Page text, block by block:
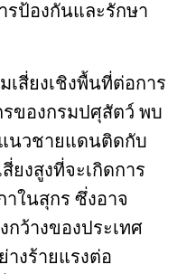
รป้องกันและรักษา
เสี่ยงเชิงพื้นที่ต่อการ
ของกรมปศุสัตว์ พบ
นวชายแดนติดกับ
ยงสูงที่จะเกิดการ
ในสุกร ซึ่งอาจ
กว้างของประเทศ
างร้ายแรงต่อ